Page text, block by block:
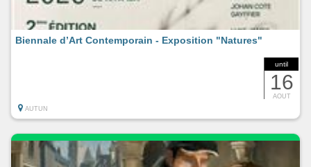
until
16
AOUT
Biennale d’Art Contemporain - Exposition "Natures"
AUTUN